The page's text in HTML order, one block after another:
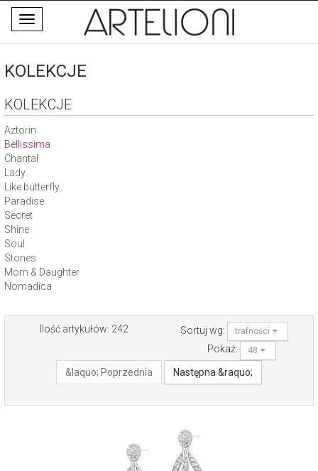
Toggle
navigation
KOLEKCJE
KOLEKCJE
Aztorin
Bellissima
Chantal
Lady
Like butterfly
Paradise
Secret
Shine
Soul
Stones
Mom & Daughter
Nomadica
Ilość artykułów: 242 Sortuj wg: trafności
Pokaż: 48
&laquo; Poprzednia Następna &raquo;